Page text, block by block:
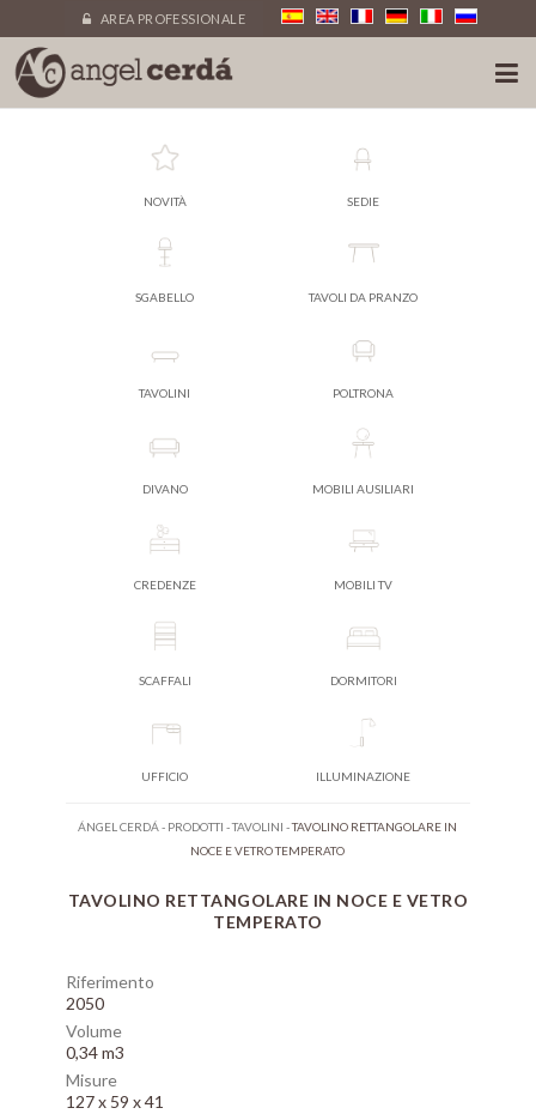
AREA PROFESSIONALE
NOVITÀ SEDIE
SGABELLO TAVOLI DA PRANZO
TAVOLINI POLTRONA
DIVANO MOBILI AUSILIARI
CREDENZE MOBILI TV
SCAFFALI DORMITORI
UFFICIO ILLUMINAZIONE
ÁNGEL CERDÁ - PRODOTTI -TAVOLINI -TAVOLINO RETTANGOLARE IN
NOCE E VETRO TEMPERATO
TAVOLINO RETTANGOLARE IN NOCE E VETRO
TEMPERATO
Riferimento
2050
Volume
0,34 m3
Misure
127 x 59 x 41